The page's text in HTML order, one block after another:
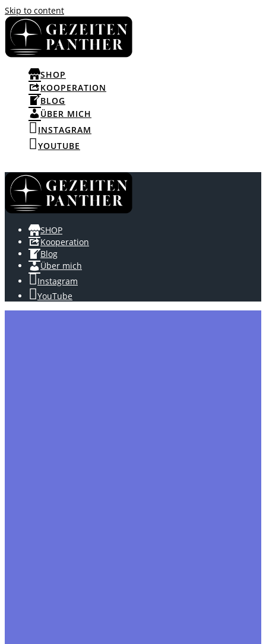
Skip to content
SHOP
KOOPERATION
BLOG
ÜBER MICH
INSTAGRAM
YOUTUBE
SHOP
Kooperation
Blog
Über mich
Instagram
YouTube